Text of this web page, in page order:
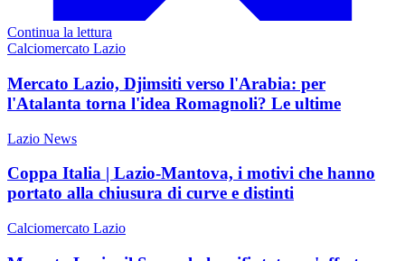
Continua la lettura
Calciomercato Lazio
Mercato Lazio, Djimsiti verso l'Arabia: per
l'Atalanta torna l'idea Romagnoli? Le ultime
Lazio News
Coppa Italia | Lazio-Mantova, i motivi che hanno
portato alla chiusura di curve e distinti
Calciomercato Lazio